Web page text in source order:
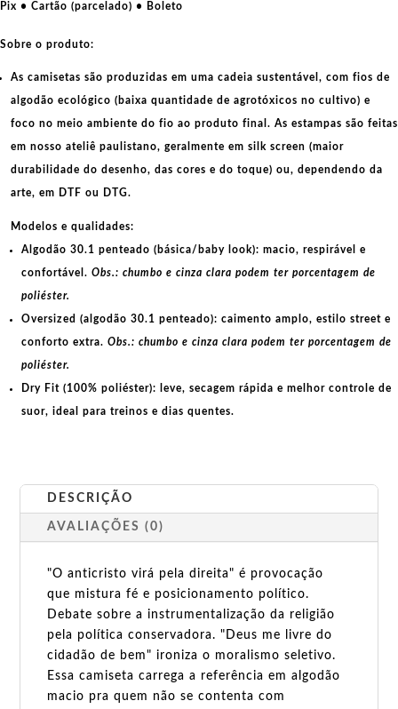
quantidade
Pix • Cartão (parcelado) • Boleto
Sobre o produto:
As camisetas são produzidas em uma cadeia sustentável, com fios de
algodão ecológico (baixa quantidade de agrotóxicos no cultivo) e
foco no meio ambiente do fio ao produto final. As estampas são feitas
em nosso ateliê paulistano, geralmente em silk screen (maior
durabilidade do desenho, das cores e do toque) ou, dependendo da
arte, em DTF ou DTG.
Modelos e qualidades:
Algodão 30.1 penteado (básica/baby look): macio, respirável e
confortável. Obs.: chumbo e cinza clara podem ter porcentagem de
poliéster.
Oversized (algodão 30.1 penteado): caimento amplo, estilo street e
conforto extra. Obs.: chumbo e cinza clara podem ter porcentagem de
poliéster.
Dry Fit (100% poliéster): leve, secagem rápida e melhor controle de
suor, ideal para treinos e dias quentes.
DESCRIÇÃO
AVALIAÇÕES (0)
"O anticristo virá pela direita" é provocação
que mistura fé e posicionamento político.
Debate sobre a instrumentalização da religião
pela política conservadora. "Deus me livre do
cidadão de bem" ironiza o moralismo seletivo.
Essa camiseta carrega a referência em algodão
macio pra quem não se contenta com